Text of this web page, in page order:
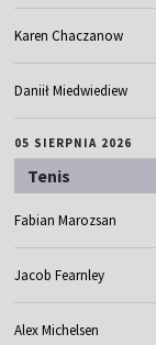
Karen Chaczanow
Daniił Miedwiediew
05 SIERPNIA 2026
Tenis
Fabian Marozsan
Jacob Fearnley
Alex Michelsen